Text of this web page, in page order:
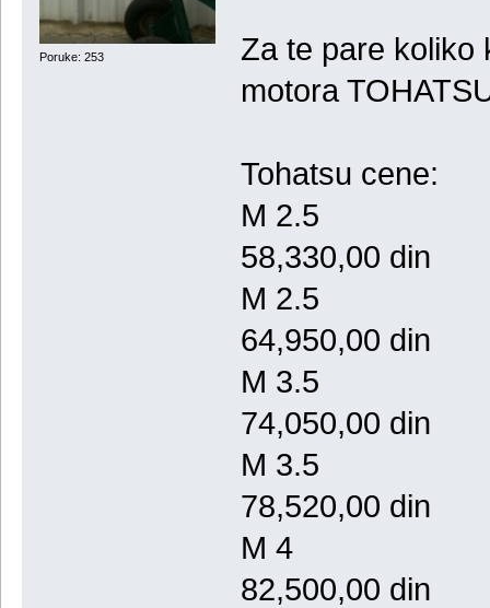
Poruke: 253
Za te pare koliko
motora
Tohatsu cene:
M 2.5
58,330,00 din
M 2.5
64,950,00 din
M 3.5
74,050,00 din
M 3.5
78,520,00 din
M 4
82,500,00 din